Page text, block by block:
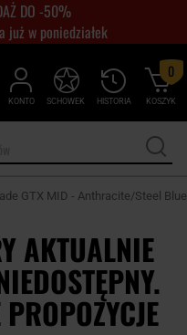
DO -50%
już w poniedziałek
KONTO HISTORIA
SCHOWEK KOSZYK
0
GTX MID - Anthracite/Steel Blue
AKTUALNIE